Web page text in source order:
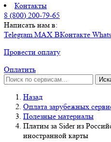
Контакты
8 (800) 200-79-65
Написать нам в:
TelegramMAX ВКонтакте
Провести оплату
Оплатить
Назад
Оплата зарубежных
Полезные материалы
Платим за Sider из
иностранной карты